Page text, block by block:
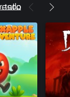
todo